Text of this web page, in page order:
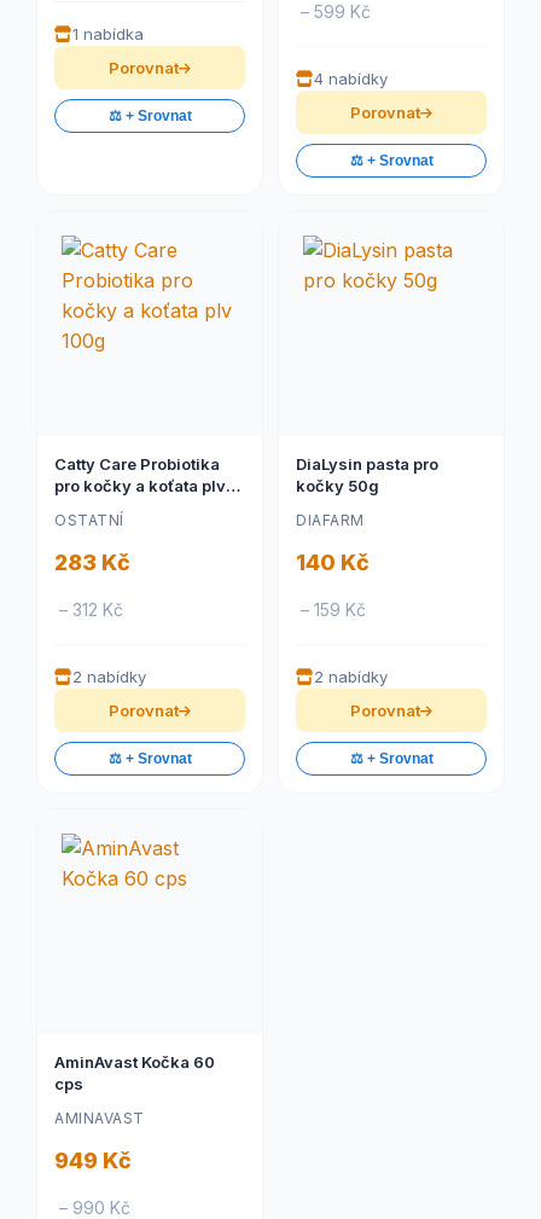
1 nabídka
Porovnat
⚖️ + Srovnat
– 599 Kč
4 nabídky
Porovnat
⚖️ + Srovnat
Catty Care Probiotika
pro kočky a koťata plv
OSTATNÍ
283 Kč
– 312 Kč
2 nabídky
Porovnat
⚖️ + Srovnat
DiaLysin pasta pro
kočky 50g
DIAFARM
140 Kč
– 159 Kč
2 nabídky
Porovnat
⚖️ + Srovnat
AminAvast Kočka 60
cps
AMINAVAST
949 Kč
– 990 Kč